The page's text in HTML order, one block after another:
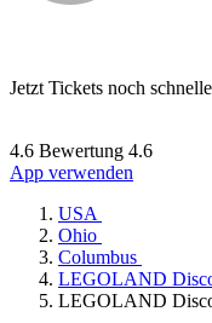
Jetzt Tickets noch
4.6 Bewertung 4.6
App verwenden
USA
Ohio
Columbus
LEGOLAND
LEGOLAND